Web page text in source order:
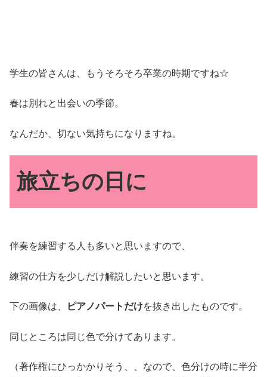
学生の皆さんは、もうそろそろ卒業の時期ですね☆
春は別れと出会いの季節。
なんだか、切ない気持ちになりますね。
旅立ちの日に
伴奏を練習する人も多いと思いますので、
練習の仕方を少しだけ解説したいと思います。
下の画像は、 ピアノパートだけを抜き出したものです。
同じところは同じ色で分けてあります。
（著作権にひっかかりそう、、なので、色分けの時に半分